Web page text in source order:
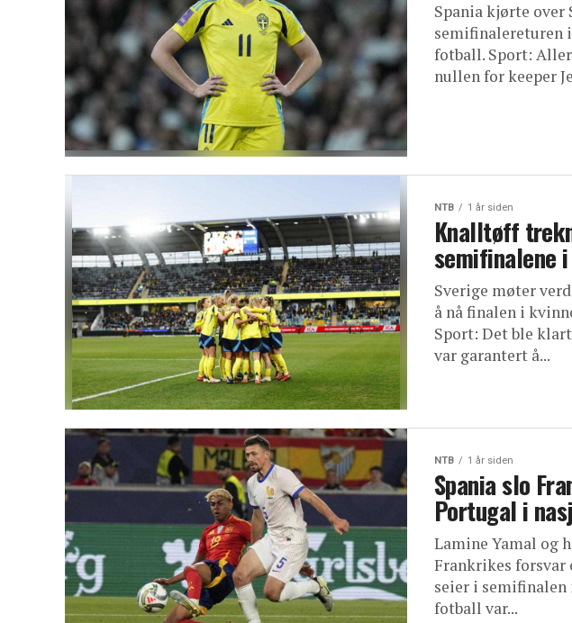
Spania kjørte over
semifinalereturen
fotball. Sport:
nullen for keeper
NTB 1 år siden
Knalltøff
semifinalene
Sverige møter
å nå finalen i
Sport: Det ble
var garantert å...
NTB 1 år siden
Spania slo
Portugal i
Lamine Yamal og
Frankrikes forsvar
seier i
fotball var...